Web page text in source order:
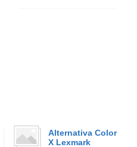
Alternativa Color
X Lexmark